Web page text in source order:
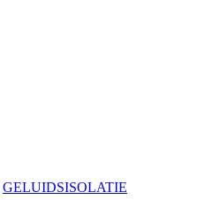
GELUIDSISOLATIE